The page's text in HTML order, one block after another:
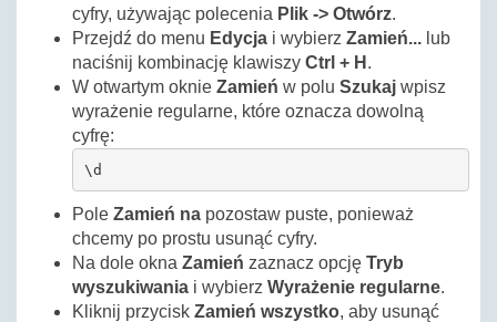
cyfry, używając polecenia Plik -> Otwórz.
Przejdź do menu Edycja i wybierz Zamień... lub
naciśnij kombinację klawiszy Ctrl + H .
W otwartym oknie Zamień w polu Szukaj wpisz
wyrażenie regularne, które oznacza dowolną
cyfrę:
\d
Pole Zamień na pozostaw puste, ponieważ
chcemy po prostu usunąć cyfry.
Na dole okna Zamień zaznacz opcję Tryb
wyszukiwania i wybierz Wyrażenie regularne.
Kliknij przycisk Zamień wszystko, aby usunąć